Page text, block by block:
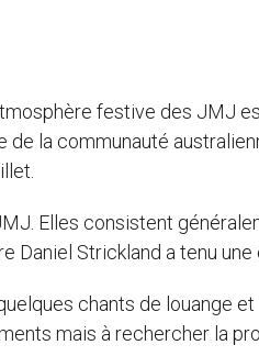
festive des JMJ
de la communauté
Elles consistent
Daniel Strickland a tenu une
chants de louange
mais à rechercher la